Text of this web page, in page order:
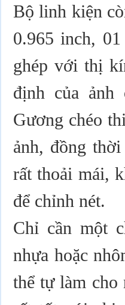
Bộ linh kiện
0.965 inch,
ghép với thị
định của
Gương chéo
ảnh, đồng
rất thoải mái,
để chỉnh nét.
Chỉ cần một
nhựa hoặc
thể tự làm cho